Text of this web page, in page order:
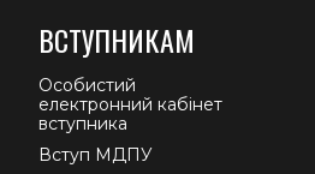
ВСТУПНИКАМ
Особистий
електронний кабінет
вступника
Вступ МДПУ